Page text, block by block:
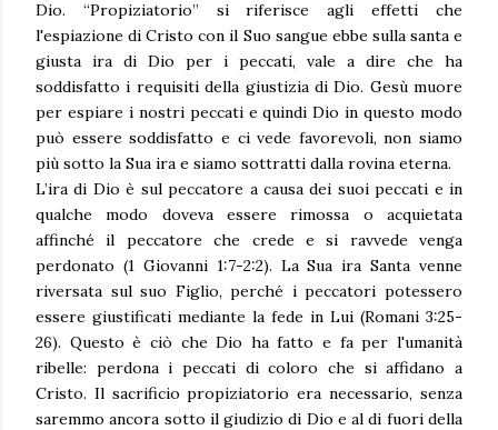
Dio. “Propiziatorio” si riferisce agli effetti che
l'espiazione di Cristo con il Suo sangue ebbe sulla santa e
giusta ira di Dio per i peccati, vale a dire che ha
soddisfatto i requisiti della giustizia di Dio. Gesù muore
per espiare i nostri peccati e quindi Dio in questo modo
può essere soddisfatto e ci vede favorevoli, non siamo
più sotto la Sua ira e siamo sottratti dalla rovina eterna.
L’ira di Dio è sul peccatore a causa dei suoi peccati e in
qualche modo doveva essere rimossa o acquietata
affinché il peccatore che crede e si ravvede venga
perdonato (1 Giovanni 1:7-2:2). La Sua ira Santa venne
riversata sul suo Figlio, perché i peccatori potessero
essere giustificati mediante la fede in Lui (Romani 3:25-
26). Questo è ciò che Dio ha fatto e fa per l'umanità
ribelle: perdona i peccati di coloro che si affidano a
Cristo. Il sacrificio propiziatorio era necessario, senza
saremmo ancora sotto il giudizio di Dio e al di fuori della